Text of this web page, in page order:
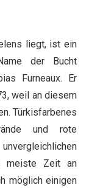
liegt, ist ein
der Bucht
Furneaux. Er
weil an diesem
Türkisfarbenes
und rote
meiste Zeit an
möglich einigen